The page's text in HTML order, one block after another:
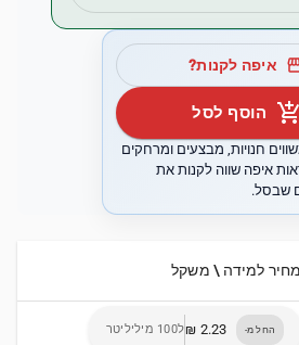
איפה לקנות?
add_shopping_cart הוסף לסל
חנויות, מבצעים ומרחקים
איפה שווה לקנות את
שבסל.
מחיר למידה \ משקל
החל מ- ל100 מיליליטר